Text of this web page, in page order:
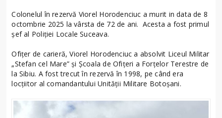
Colonelul în rezervă Viorel Horodenciuc a murit in data de 8
octombrie 2025 la vârsta de 72 de ani. Acesta a fost primul
șef al Poliției Locale Suceava.
Ofițer de carieră, Viorel Horodenciuc a absolvit Liceul Militar
„Stefan cel Mare” și Şcoala de Ofiţeri a Forţelor Terestre de
la Sibiu. A fost trecut în rezervă în 1998, pe când era
locţiitor al comandantului Unității Militare Botoşani.